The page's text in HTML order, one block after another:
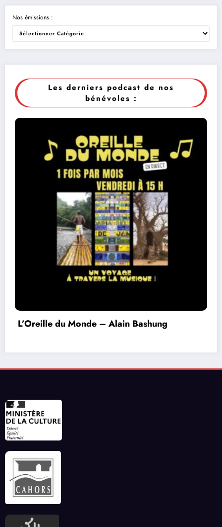
Nos émissions :
Les derniers podcast de nos
bénévoles :
L’Oreille du Monde – Alain Bashung